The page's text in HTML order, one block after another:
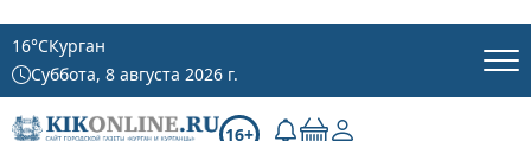
16°CКурган
Суббота, 8 августа 2026 г.
16+